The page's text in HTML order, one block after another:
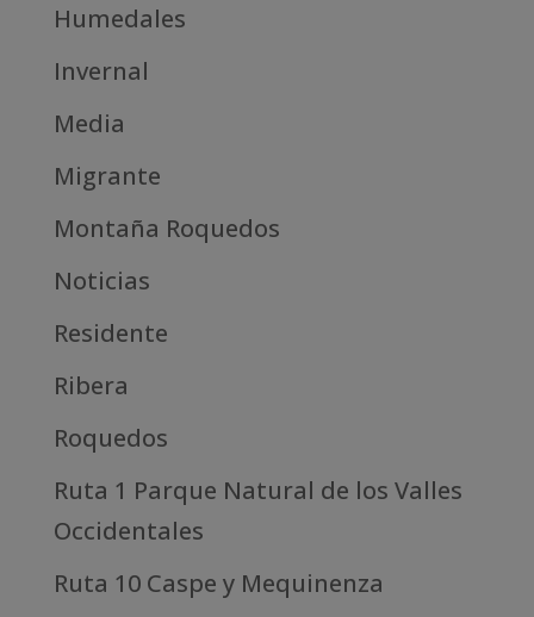
Humedales
Invernal
Media
Migrante
Montaña Roquedos
Noticias
Residente
Ribera
Roquedos
Ruta 1 Parque Natural de los Valles
Occidentales
Ruta 10 Caspe y Mequinenza